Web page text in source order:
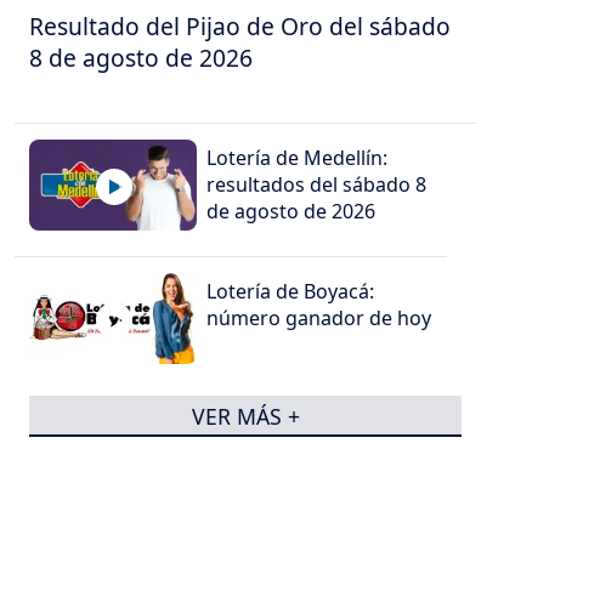
Resultado del Pijao de Oro del sábado
8 de agosto de 2026
Lotería de Medellín:
resultados del sábado 8
de agosto de 2026
Lotería de Boyacá:
número ganador de hoy
VER MÁS +